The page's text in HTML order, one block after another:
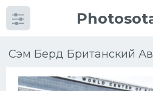
Сэм Берд Британский